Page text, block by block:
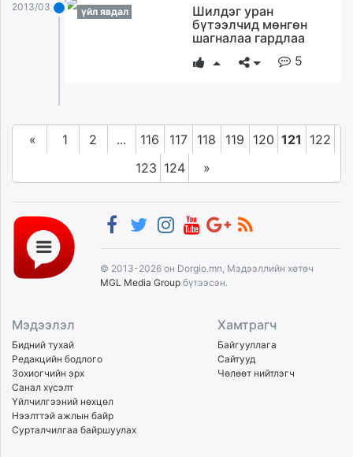
2013/03/21 үйл явдал
Шилдэг уран
бүтээлчид мөнгөн
шагналаа гардлаа
5
« 1 2 ... 116 117 118 119 120 121
122
123 124 »
© 2013-2026 он Dorgio.mn, Мэдээллийн хөтөч
MGL Media Group бүтээсэн.
Мэдээлэл
Бидний тухай
Редакцийн бодлого
Зохиогчийн эрх
Санал хүсэлт
Үйлчилгээний нөхцөл
Нээлттэй ажлын байр
Сурталчилгаа байршуулах
Хамтрагч
Байгууллага
Сайтууд
Чөлөөт нийтлэгч